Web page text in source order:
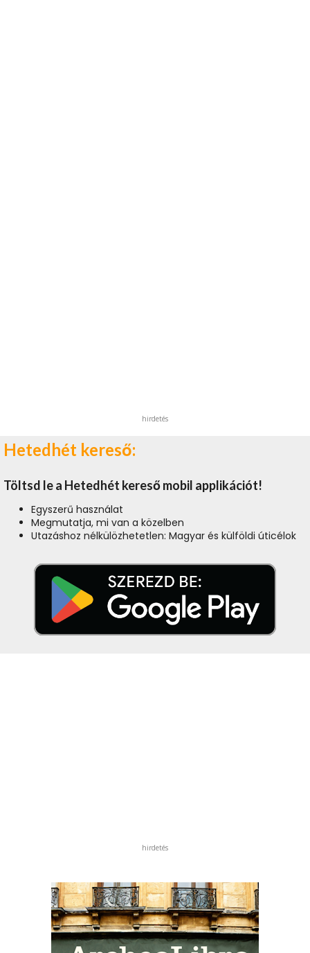
hirdetés
Hetedhét kereső:
Töltsd le a Hetedhét kereső mobil applikációt!
Egyszerű használat
Megmutatja, mi van a közelben
Utazáshoz nélkülözhetetlen: Magyar és külföldi úticélok
hirdetés